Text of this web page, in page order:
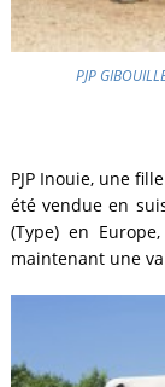
PJP
PJP Inouie, une
été vendue en
(Type) en
maintenant une